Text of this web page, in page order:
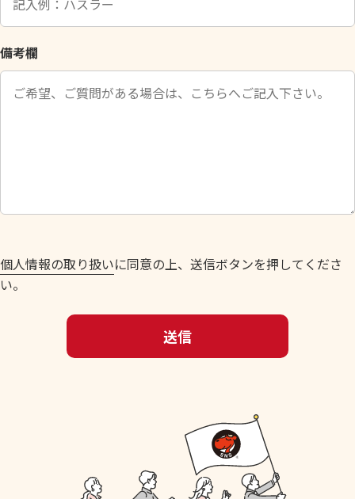
ま
に
し
備考欄
個人情報の取り扱いに同意の上、送信ボタンを押してくださ
い。